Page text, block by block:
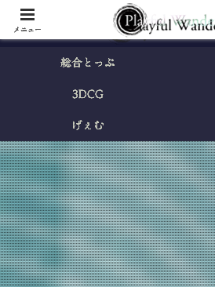
総合とっぷ
3DCG
げぇむ
メニュー